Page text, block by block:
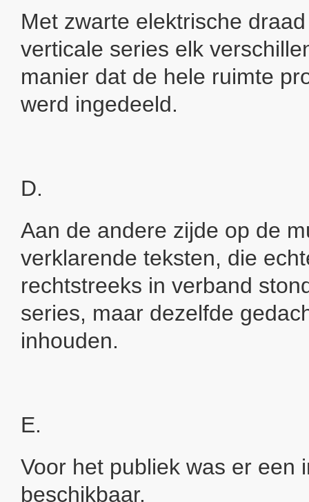
Met zwarte elektrische
verticale series elk
manier dat de hele ruimte
werd ingedeeld.
D.
Aan de andere zijde op de
verklarende teksten, die
rechtstreeks in verband
series, maar dezelfde
inhouden.
E.
Voor het publiek was er een
beschikbaar.